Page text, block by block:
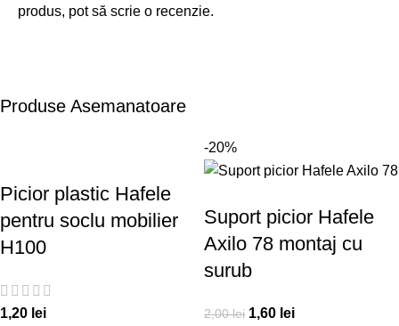
produs, pot să scrie o recenzie.
Produse Asemanatoare
Picior plastic Hafele
pentru soclu mobilier
H100
1,20 lei
-20%
Suport picior Hafele
Axilo 78 montaj cu
surub
2,00lei 1,60 lei